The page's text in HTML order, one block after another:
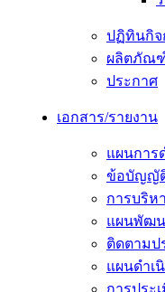
ปฏิทินกิจ
ผลิตภัณ
ประกาศ
เอกสาร/รายงาน
แผนการ
ข้อบัญญั
การบริห
แผนพัฒ
ติดตามป
แผนดำเ
การประ